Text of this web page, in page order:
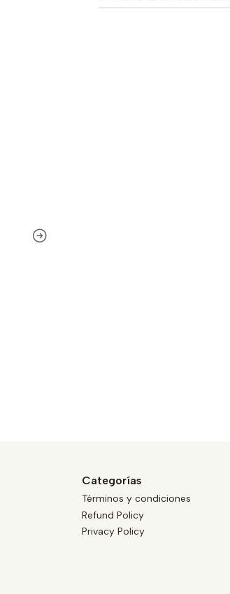
Categorías
Términos y condiciones
Refund Policy
Privacy Policy